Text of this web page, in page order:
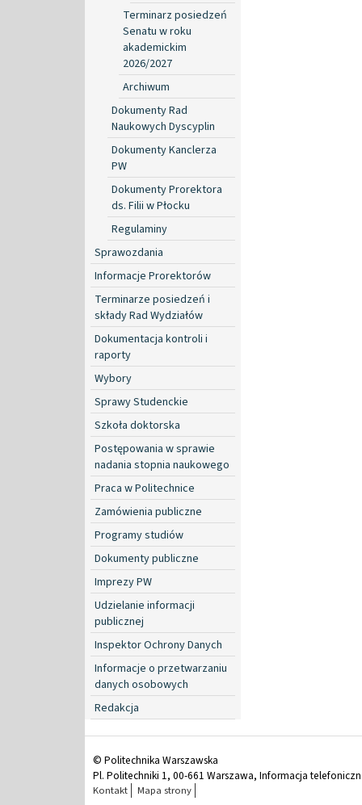
Terminarz posiedzeń
Senatu w roku
akademickim
2026/2027
Archiwum
Dokumenty Rad
Naukowych Dyscyplin
Dokumenty Kanclerza
PW
Dokumenty Prorektora
ds. Filii w Płocku
Regulaminy
Sprawozdania
Informacje Prorektorów
Terminarze posiedzeń i
składy Rad Wydziałów
Dokumentacja kontroli i
raporty
Wybory
Sprawy Studenckie
Szkoła doktorska
Postępowania w sprawie
nadania stopnia naukowego
Praca w Politechnice
Zamówienia publiczne
Programy studiów
Dokumenty publiczne
Imprezy PW
Udzielanie informacji
publicznej
Inspektor Ochrony Danych
Informacje o przetwarzaniu
danych osobowych
Redakcja
© Politechnika Warszawska
Pl. Politechniki 1, 00-661 Warszawa, Informacja
Kontakt Mapa strony